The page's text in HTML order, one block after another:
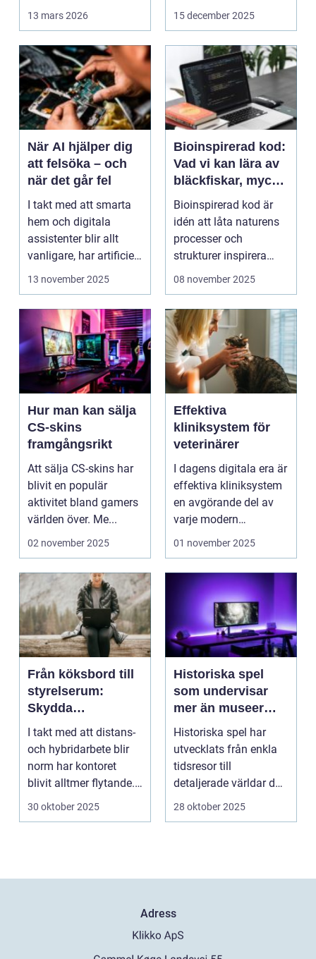
13 mars 2026
f&o...
15 december 2025
När AI hjälper dig
att felsöka – och
när det går fel
I takt med att smarta
hem och digitala
assistenter blir allt
vanligare, har artificiell
intelligens ...
13 november 2025
Bioinspirerad kod:
Vad vi kan lära av
bläckfiskar, mycel
och mossa när vi
bygger nya system
Bioinspirerad kod är
idén att låta naturens
processer och
strukturer inspirera
hur...
08 november 2025
Hur man kan sälja
CS-skins
framgångsrikt
Att sälja CS-skins har
blivit en populär
aktivitet bland gamers
världen över. Me...
02 november 2025
Effektiva
kliniksystem för
veterinärer
I dagens digitala era är
effektiva kliniksystem
en avgörande del av
varje modern
veterin&a...
01 november 2025
Från köksbord till
styrelserum:
Skydda
företagsdata när
kontoret är överallt
I takt med att distans-
och hybridarbete blir
norm har kontoret
blivit alltmer flytande.
Företa...
30 oktober 2025
Historiska spel
som undervisar
mer än museer
någonsin kan
Historiska spel har
utvecklats från enkla
tidsresor till
detaljerade världar där
spe...
28 oktober 2025
Adress